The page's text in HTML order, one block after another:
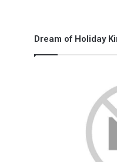
Dream of Holiday